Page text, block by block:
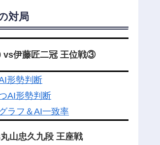
対局
vs伊藤匠二冠 王位戦③
形勢判断
AI形勢判断
ラフ＆AI一致率
山忠久九段 王座戦